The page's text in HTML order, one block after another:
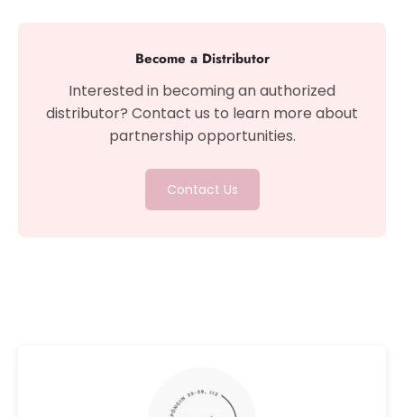
Become a Distributor
Interested in becoming an authorized
distributor? Contact us to learn more about
partnership opportunities.
Contact Us